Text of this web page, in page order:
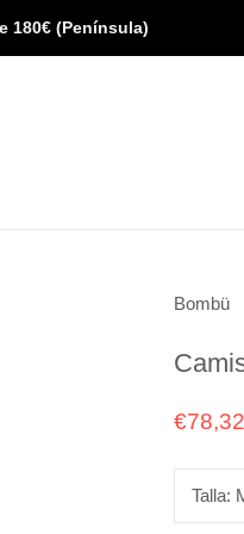
180€ (Península)
Bombü
€78,32
Talla: